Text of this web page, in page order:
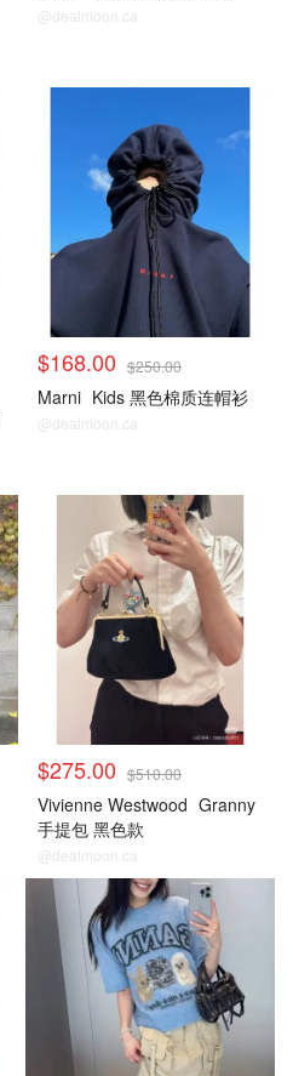
@dealmoon.ca
$168.00 $250.00
Marni Kids 黑色棉质连帽衫
@dealmoon.ca
$275.00 $510.00
Vivienne Westwood Granny
手提包 黑色款
@dealmoon.ca
小编推荐